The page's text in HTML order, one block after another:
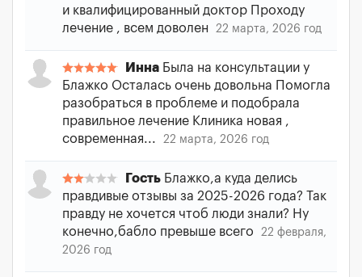
и квалифицированный доктор Проходу
лечение , всем доволен
22 марта, 2026 год
Инна Была на консультации у
Блажко Осталась очень довольна Помогла
разобраться в проблеме и подобрала
правильное лечение Клиника новая ,
современная...
22 марта, 2026 год
Гость Блажко,а куда делись
правдивые отзывы за 2025-2026 года? Так
правду не хочется чтоб люди знали? Ну
конечно,бабло превыше всего
22 февраля,
2026 год